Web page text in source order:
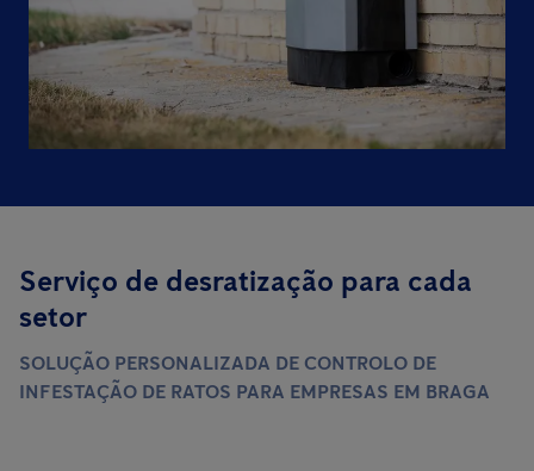
Serviço de desratização para cada
setor
SOLUÇÃO PERSONALIZADA DE CONTROLO DE
INFESTAÇÃO DE RATOS PARA EMPRESAS EM BRAGA